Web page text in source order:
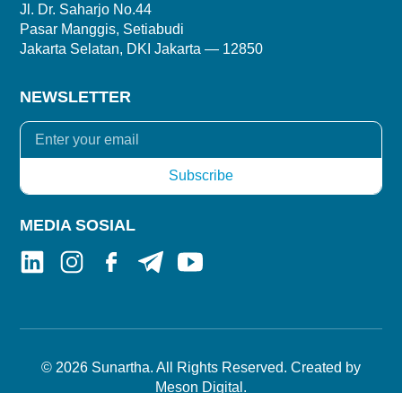
Jl. Dr. Saharjo No.44
Pasar Manggis, Setiabudi
Jakarta Selatan, DKI Jakarta — 12850
NEWSLETTER
MEDIA SOSIAL
© 2026 Sunartha. All Rights Reserved. Created by
Meson Digital .